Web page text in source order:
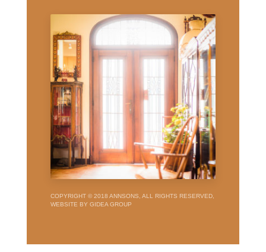
COPYRIGHT © 2018 ANNSONS, ALL RIGHTS RESERVED,
WEBSITE BY GIDEA GROUP